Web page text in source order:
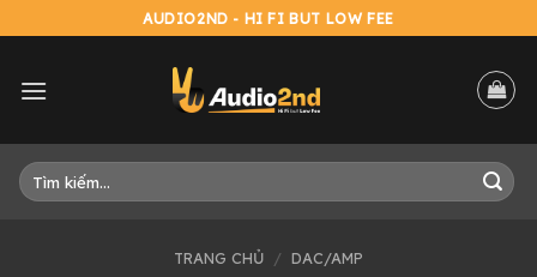
to
AUDIO2ND - HI FI BUT LOW FEE
Tìm
kiếm:
TRANG CHỦ / DAC/AMP